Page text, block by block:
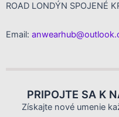
ROAD LONDÝN SPOJENÉ
Email:
PRIPOJTE SA K
Získajte nové umenie